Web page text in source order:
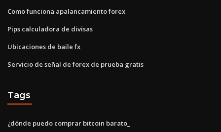
Como funciona apalancamiento forex
Pips calculadora de divisas
Ubicaciones de baile fx
Servicio de señal de forex de prueba gratis
Tags
¿dónde puedo comprar bitcoin barato_